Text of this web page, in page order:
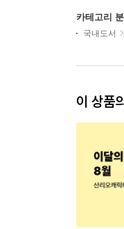
카테고리
국내도서
이 상품